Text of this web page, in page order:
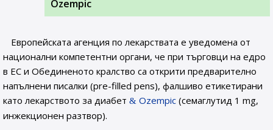
Ozempic
Европейската агенция по лекарствата е уведомена от
национални компетентни органи, че при търговци на едро
в ЕС и Обединеното кралство са открити предварително
напълнени писалки (pre-filled pens), фалшиво етикетирани
като лекарството за диабет
Ozempic (семаглутид 1 mg,
инжекционен разтвор).